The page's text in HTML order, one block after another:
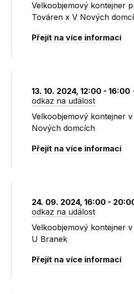
Velkoobjemový kontejner
Továren x V Nových
Přejít na více informací
13. 10. 2024, 12:00 - 16:00
odkaz na událost
Velkoobjemový kontejner
Nových domcích
Přejít na více informací
24. 09. 2024, 16:00 -
odkaz na událost
Velkoobjemový kontejner
U Branek
Přejít na více informací